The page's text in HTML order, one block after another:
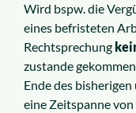
Wird bspw. die
eines befristeten
Rechtsprechung
zustande
Ende des
eine Zeitspanne